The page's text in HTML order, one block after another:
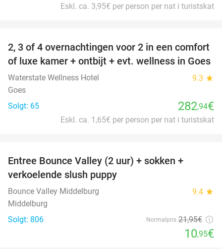
Eskl. ca. 3,95€ per person per nat i turistskat
2, 3 of 4 overnachtingen voor 2 in een comfort
of luxe kamer + ontbijt + evt. wellness in Goes
Waterstate Wellness Hotel 9.3 star
Goes
Solgt: 65
282,94€
Eskl. ca. 1,65€ per person per nat i turistskat
Entree Bounce Valley (2 uur) + sokken +
verkoelende slush puppy
Bounce Valley Middelburg 9.4 star
Middelburg
Solgt: 806
Normalpris 21,95€
10,95€